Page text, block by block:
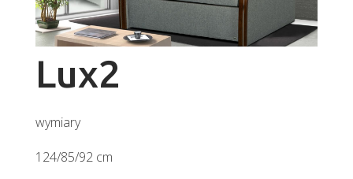
Lux2
wymiary
124/85/92 cm